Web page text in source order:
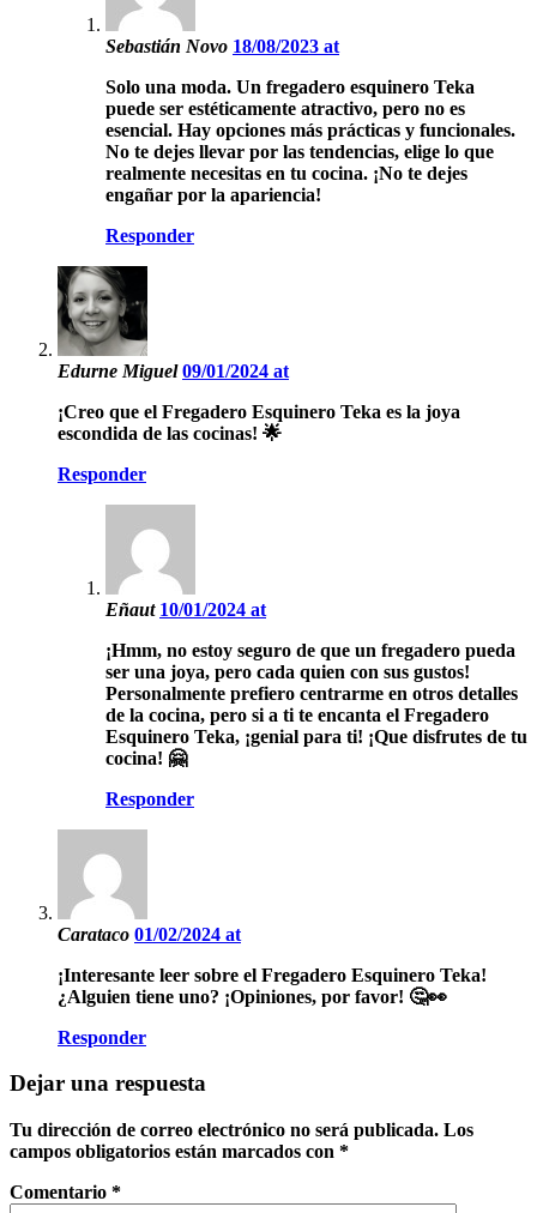
Sebastián Novo 18/08/2023 at
Solo una moda. Un fregadero esquinero Teka
puede ser estéticamente atractivo, pero no es
esencial. Hay opciones más prácticas y funcionales.
No te dejes llevar por las tendencias, elige lo que
realmente necesitas en tu cocina. ¡No te dejes
engañar por la apariencia!
Responder
Edurne Miguel09/01/2024 at
¡Creo que el Fregadero Esquinero Teka es la joya
escondida de las cocinas! 🌟
Responder
Eñaut 10/01/2024 at
¡Hmm, no estoy seguro de que un fregadero pueda
ser una joya, pero cada quien con sus gustos!
Personalmente prefiero centrarme en otros detalles
de la cocina, pero si a ti te encanta el Fregadero
Esquinero Teka, ¡genial para ti! ¡Que disfrutes de tu
cocina! 🤗
Responder
Carataco 01/02/2024 at
¡Interesante leer sobre el Fregadero Esquinero Teka!
¿Alguien tiene uno? ¡Opiniones, por favor! 🤔👀
Responder
Dejar una respuesta
Tu dirección de correo electrónico no será publicada. Los
campos obligatorios están marcados con *
Comentario *